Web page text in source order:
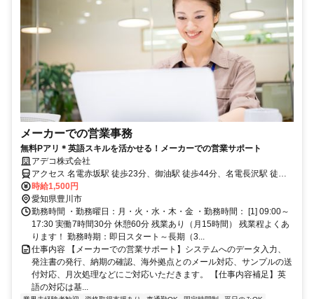
メーカーでの営業事務
無料Pアリ＊英語スキルを活かせる！メーカーでの営業サポート
アデコ株式会社
アクセス 名電赤坂駅 徒歩23分、御油駅 徒歩44分、名電長沢駅 徒歩
53分 ※駐車場無料
時給1,500円
愛知県豊川市
勤務時間 ・勤務曜日：月・火・水・木・金 ・勤務時間： [1] 09:00～
17:30 実働7時間30分 休憩60分 残業あり（月15時間） 残業程よくあ
ります！ 勤務時期：即日スタート～長期（3...
仕事内容 【メーカーでの営業サポート】システムへのデータ入力、
発注書の発行、納期の確認、海外拠点とのメール対応、サンプルの送
付対応、月次処理などにご対応いただきます。 【仕事内容補足】英
語の対応は基...